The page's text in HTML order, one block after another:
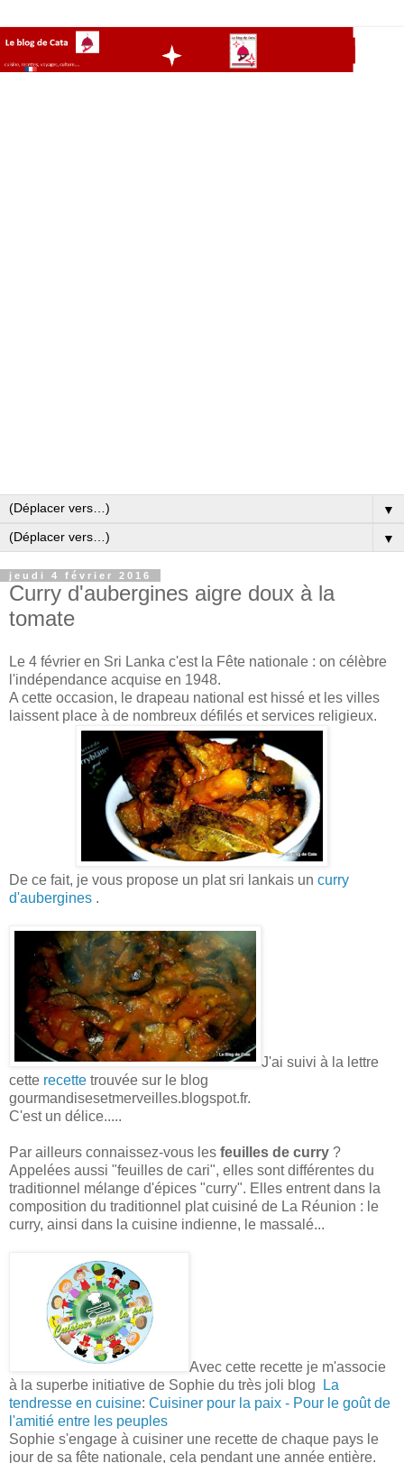
▼
▼
jeudi 4 février 2016
Curry d'aubergines aigre doux à la
tomate
Le 4 février en Sri Lanka c'est la Fête nationale : on célèbre
l'indépendance acquise en 1948.
A cette occasion, le drapeau national est hissé et les villes
laissent place à de nombreux défilés et services religieux.
De ce fait, je vous propose un plat sri lankais un curry
d'aubergines .
J'ai suivi à la lettre
cette recette trouvée sur le blog
gourmandisesetmerveilles.blogspot.fr.
C'est un délice.....
Par ailleurs connaissez-vous les feuilles de curry ?
Appelées aussi "feuilles de cari", elles sont différentes du
traditionnel mélange d'épices "curry". Elles entrent dans la
composition du traditionnel plat cuisiné de La Réunion : le
curry, ainsi dans la cuisine indienne, le massalé...
Avec cette recette je m'associe
à la superbe initiative de Sophie du très joli blog
La
tendresse en cuisine: Cuisiner pour la paix - Pour le goût de
l'amitié entre les peuples
Sophie s'engage à cuisiner une recette de chaque pays le
jour de sa fête nationale, cela pendant une année entière.